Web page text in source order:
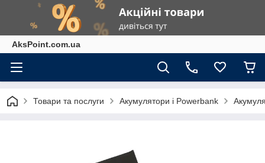
AksPoint.com.ua
Товари та послуги Акумулятори і Powerbank